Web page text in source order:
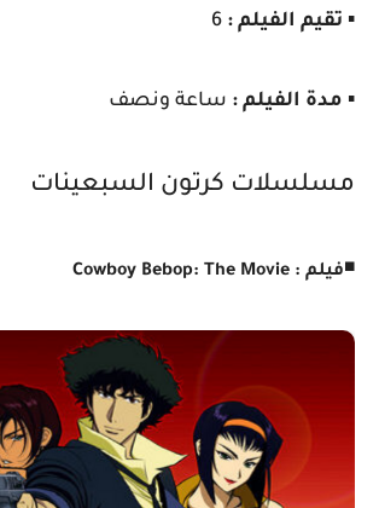
▪️ تقيم الفيلم :
▪️ مدة الفيلم : ساعة ونصف
مسلسلات كرتون السبعينات
◾فيلم : Cowboy Bebop: The Movie